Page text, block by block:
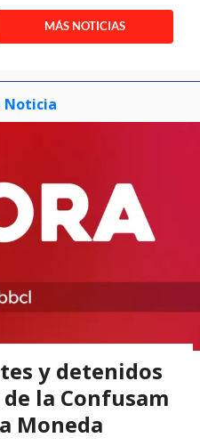
MÁS NOTICIAS
Noticia
y detenidos
la Confusam
Moneda